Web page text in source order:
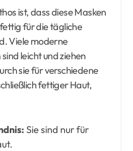
ist, dass diese Masken
für die tägliche
Viele moderne
leicht und ziehen
sie für verschiedene
fettiger Haut,
Sie sind nur für